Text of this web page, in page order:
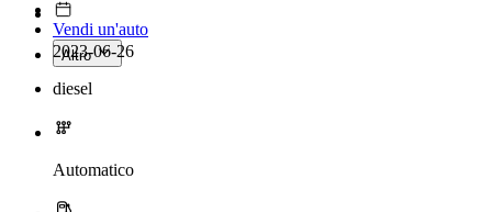
Vendi un'auto
Altro
2023-06-26
diesel
Automatico